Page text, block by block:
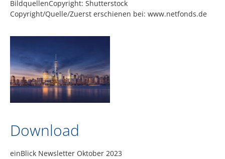
BildquellenCopyright: Shutterstock
Copyright/Quelle/Zuerst erschienen bei: www.netfonds.de
Download
einBlick Newsletter Oktober 2023